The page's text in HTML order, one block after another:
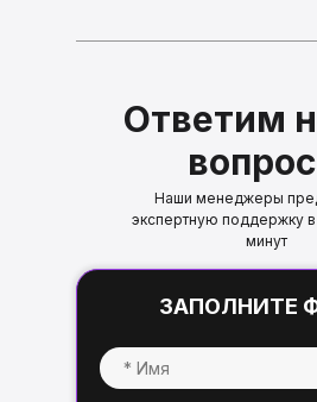
Наши менеджеры
экспертную поддержку
минут
Ответим
ЗАПОЛНИТЕ